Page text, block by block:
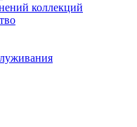
коллекций